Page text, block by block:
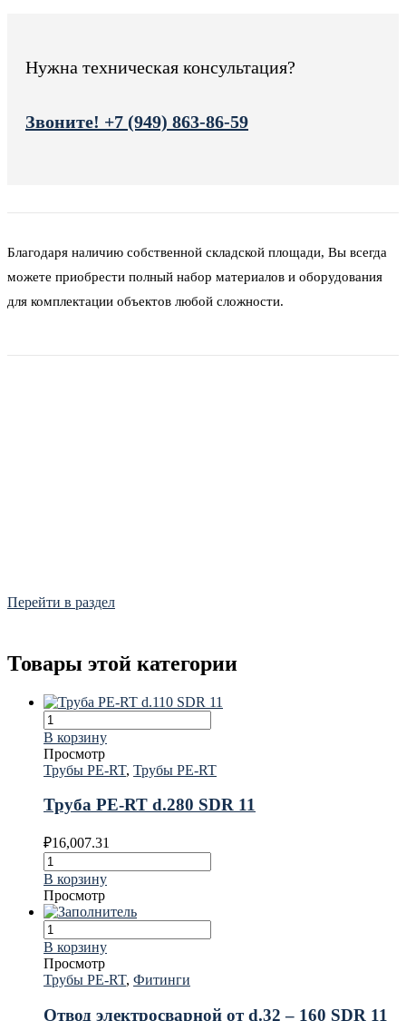
Нужна техническая консультация?
Звоните! +7 (949) 863-86-59
Благодаря наличию собственной складской площади, Вы всегда
можете приобрести полный набор материалов и оборудования
для комплектации объектов любой сложности.
Перейти в раздел
Товары этой категории
В корзину
Просмотр
Трубы PE-RT, Трубы PE-RT
Труба PE-RT d.280 SDR 11
₽16,007.31
В корзину
Просмотр
В корзину
Просмотр
Трубы PE-RT, Фитинги
Отвод электросварной от d.32 – 160 SDR 11